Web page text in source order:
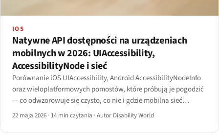
IOS
Natywne API dostępności na urządzeniach
mobilnych w 2026: UIAccessibility,
AccessibilityNode i sieć
Porównanie iOS UIAccessibility, Android AccessibilityNodeInfo
oraz wieloplatformowych pomostów, które próbują je pogodzić
— co odwzorowuje się czysto, co nie i gdzie mobilna sieć
zawodzi.
22 maja 2026 · 14 min czytania ·Autor Disability World